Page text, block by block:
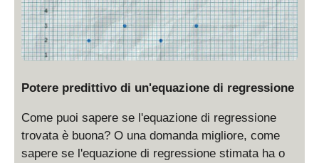
Potere predittivo di un'equazione di regressione
Come puoi sapere se l'equazione di regressione
trovata è buona? O una domanda migliore, come
sapere se l'equazione di regressione stimata ha o